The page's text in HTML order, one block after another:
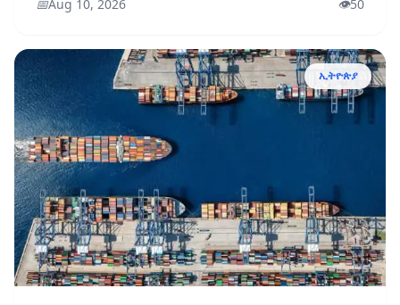
📅Aug 10, 2026 👁️50
ኢትዮጵያ